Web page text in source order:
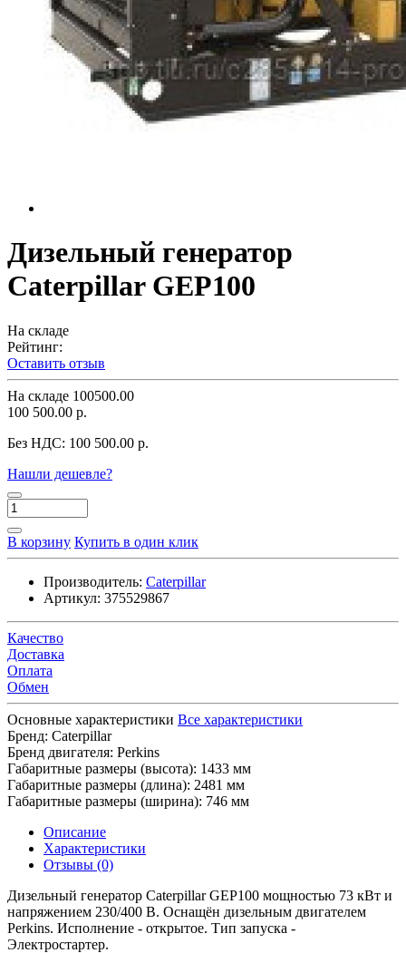
Дизельный генератор
Caterpillar GEP100
На складе
Рейтинг:
Оставить отзыв
На складе 100500.00
100 500.00 р.
Без НДС: 100 500.00 р.
Нашли дешевле?
В корзину Купить в один клик
Производитель: Caterpillar
Артикул: 375529867
Качество
Доставка
Оплата
Обмен
Основные характеристики Все характеристики
Бренд: Caterpillar
Бренд двигателя: Perkins
Габаритные размеры (высота): 1433 мм
Габаритные размеры (длина): 2481 мм
Габаритные размеры (ширина): 746 мм
Описание
Характеристики
Отзывы (0)
Дизельный генератор Caterpillar GEP100 мощностью 73 кВт и
напряжением 230/400 В. Оснащён дизельным двигателем
Perkins. Исполнение - открытое. Тип запуска -
Электростартер.